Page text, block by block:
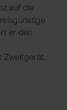
auf die
er den
Zweitgerät.